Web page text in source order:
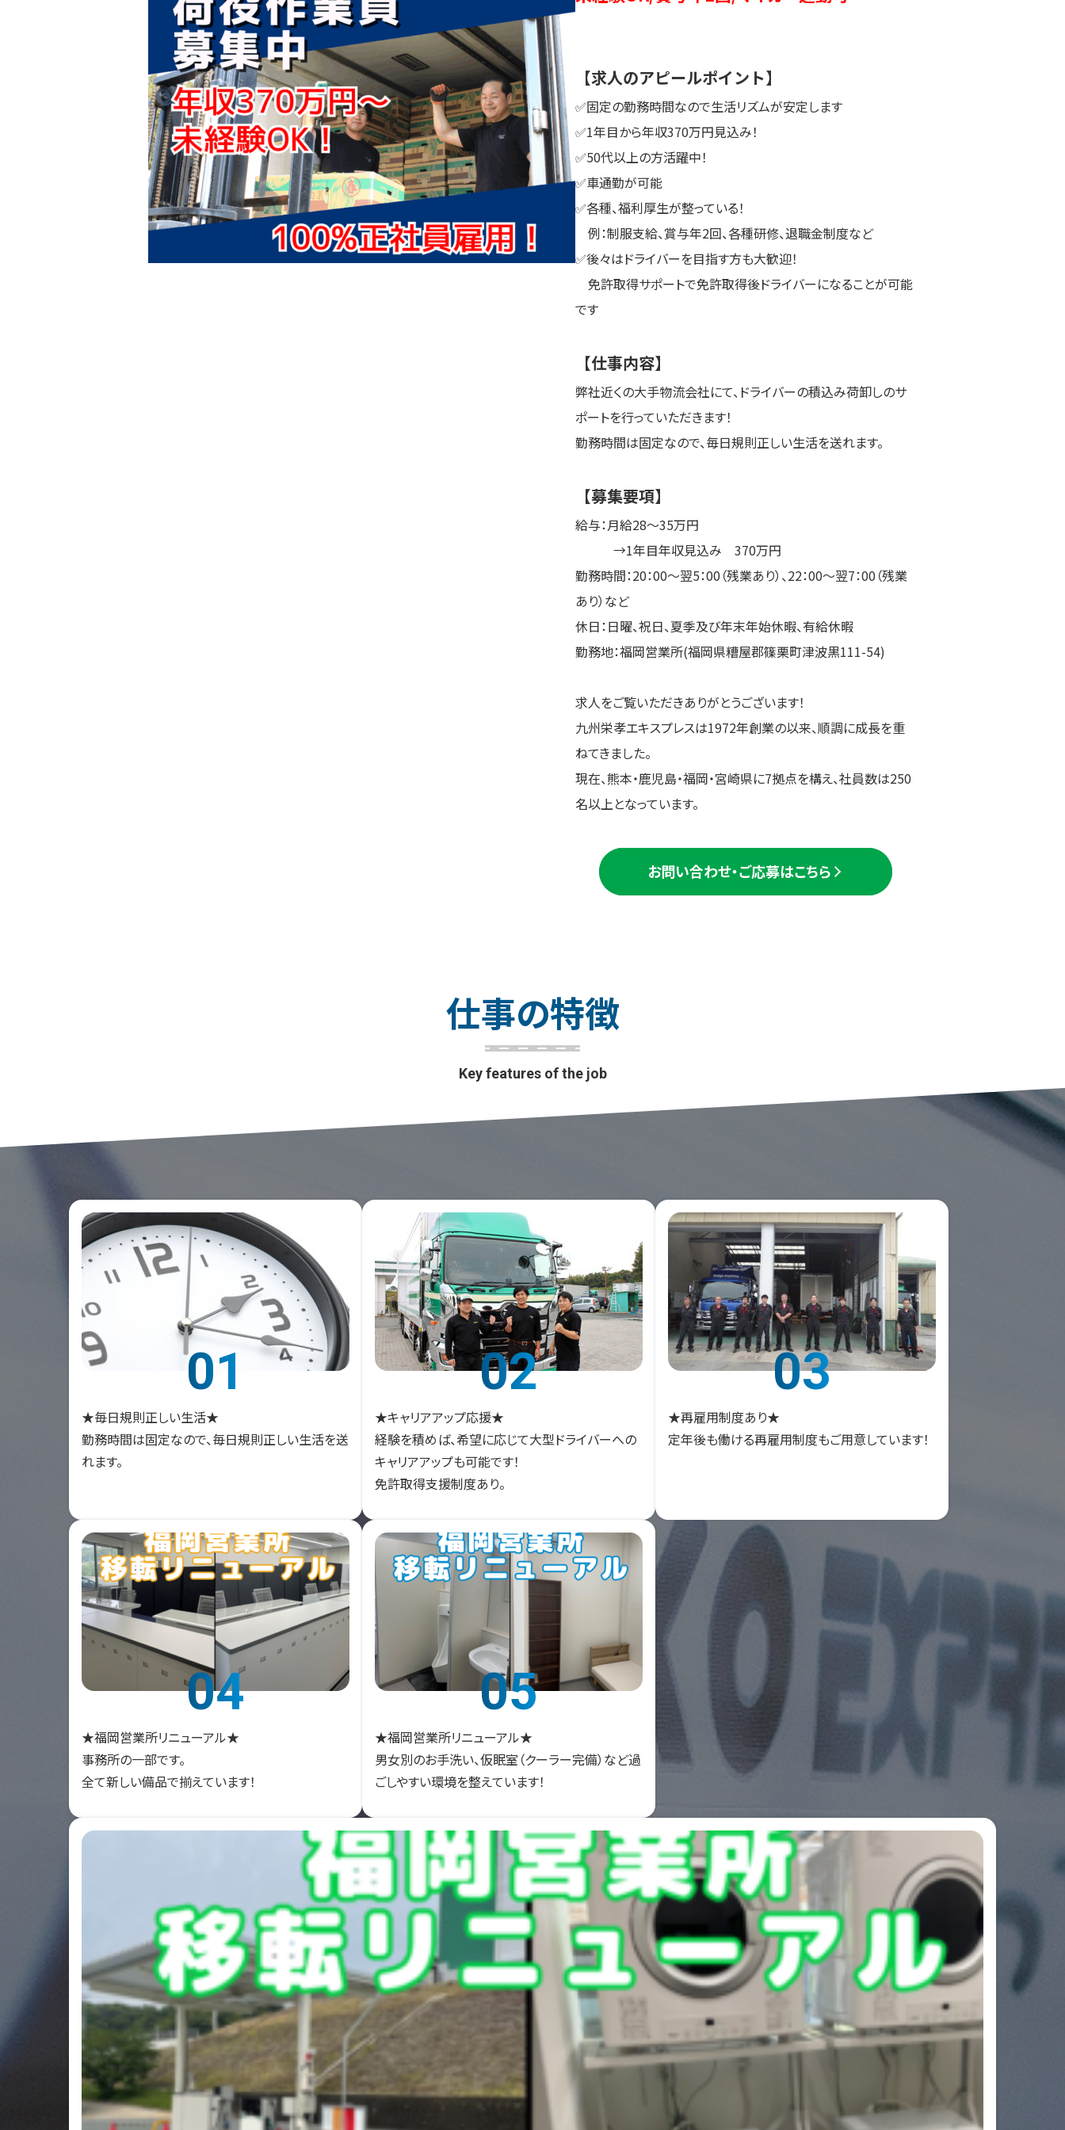
【求人のアピールポイント】
✅固定の勤務時間なので生活リズムが安定します
✅1年目から年収370万円見込み！
✅50代以上の方活躍中！
✅車通勤が可能
✅各種、福利厚生が整っている！
例：制服支給、賞与年2回、各種研修、退職金制度など
✅後々はドライバーを目指す方も大歓迎！
免許取得サポートで免許取得後ドライバーになることが可能
です
【仕事内容】
弊社近くの大手物流会社にて、ドライバーの積込み荷卸しのサ
ポートを行っていただきます！
勤務時間は固定なので、毎日規則正しい生活を送れます。
【募集要項】
給与：月給28〜35万円
→1年目年収見込み 370万円
勤務時間：20：00～翌5：00（残業あり）、22：00～翌7：00（残業
あり）など
休日：日曜、祝日、夏季及び年末年始休暇、有給休暇
勤務地：福岡営業所(福岡県糟屋郡篠栗町津波黒111-54)
求人をご覧いただきありがとうございます！
九州栄孝エキスプレスは1972年創業の以来、順調に成長を重
ねてきました。
現在、熊本・鹿児島・福岡・宮崎県に7拠点を構え、社員数は250
名以上となっています。
お問い合わせ・ご応募はこちら
仕事の特徴
Key features of the job
01
★毎日規則正しい生活★
勤務時間は固定なので、毎日規則正しい生活を送
れます。
02
★キャリアアップ応援★
経験を積めば、希望に応じて大型ドライバーへの
キャリアアップも可能です！
免許取得支援制度あり。
03
★再雇用制度あり★
定年後も働ける再雇用制度もご用意しています！
04
★福岡営業所リニューアル★
事務所の一部です。
全て新しい備品で揃えています！
05
★福岡営業所リニューアル★
男女別のお手洗い、仮眠室（クーラー完備）など過
ごしやすい環境を整えています！